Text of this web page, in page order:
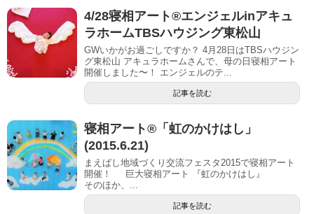
4/28寝相アート®︎エンジェルinアキュ
ラホームTBSハウジング東松山
GWいかがお過ごしですか？ 4月28日はTBSハウジン
グ東松山 アキュラホームさんで、母の日寝相アート
開催しました〜！ エンジェルのテ...
記事を読む
寝相アート®「虹のかけはし」
(2015.6.21)
まえばし地域づくり交流フェスタ2015で寝相アート
開催！ 巨大寝相アート 『虹のかけはし』
そのほか、...
記事を読む